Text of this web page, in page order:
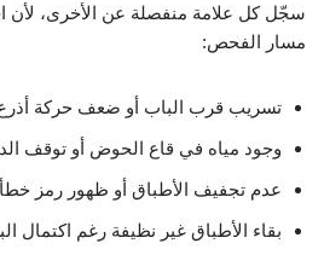
سجّل كل علامة منفصلة عن الأخرى، لأن
مسار الفحص:
تسريب قرب الباب أو ضعف حركة
وجود مياه في قاع الحوض أو توقف
عدم تجفيف الأطباق أو ظهور رمز خطأ
بقاء الأطباق غير نظيفة رغم اكتمال